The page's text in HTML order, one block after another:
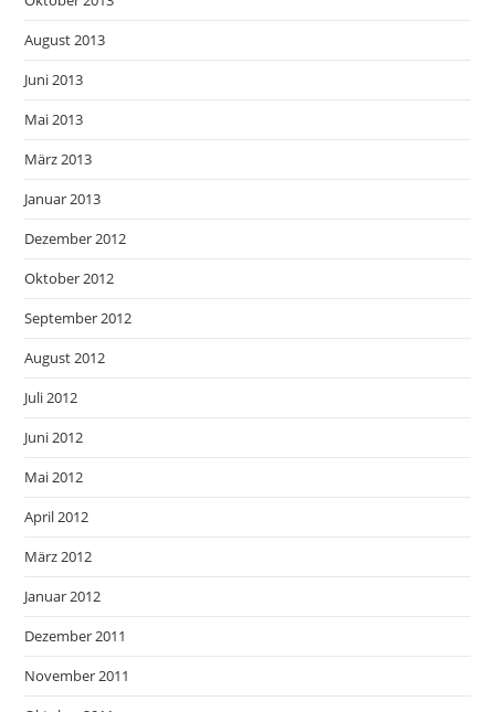
August 2013
Juni 2013
Mai 2013
März 2013
Januar 2013
Dezember 2012
Oktober 2012
September 2012
August 2012
Juli 2012
Juni 2012
Mai 2012
April 2012
März 2012
Januar 2012
Dezember 2011
November 2011